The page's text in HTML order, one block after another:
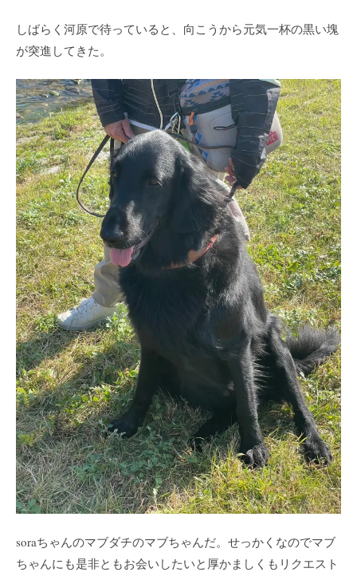
しばらく河原で待っていると、向こうから元気一杯の黒い塊
が突進してきた。
soraちゃんのマブダチのマブちゃんだ。せっかくなのでマブ
ちゃんにも是非ともお会いしたいと厚かましくもリクエスト